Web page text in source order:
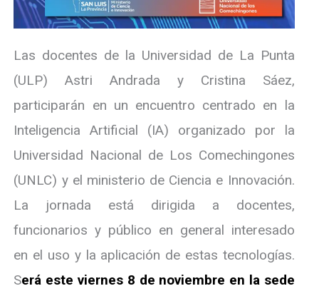
Las docentes de la Universidad de La Punta
(ULP) Astri Andrada y Cristina Sáez,
participarán en un encuentro centrado en la
Inteligencia Artificial (IA) organizado por la
Universidad Nacional de Los Comechingones
(UNLC) y el ministerio de Ciencia e Innovación.
La jornada está dirigida a docentes,
funcionarios y público en general interesado
en el uso y la aplicación de estas tecnologías.
Será este viernes 8 de noviembre en la sede